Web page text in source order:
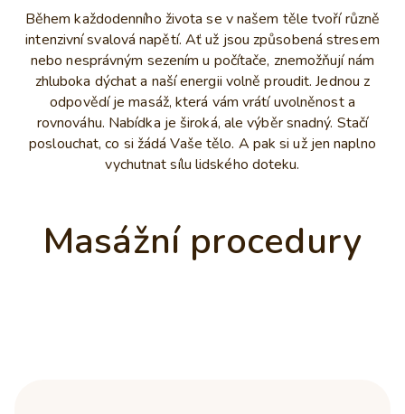
Během každodenního života se v našem těle tvoří různě
intenzivní svalová napětí. Ať už jsou způsobená stresem
nebo nesprávným sezením u počítače, znemožňují nám
zhluboka dýchat a naší energii volně proudit. Jednou z
odpovědí je masáž, která vám vrátí uvolněnost a
rovnováhu. Nabídka je široká, ale výběr snadný. Stačí
poslouchat, co si žádá Vaše tělo. A pak si už jen naplno
vychutnat sílu lidského doteku.
Masážní procedury